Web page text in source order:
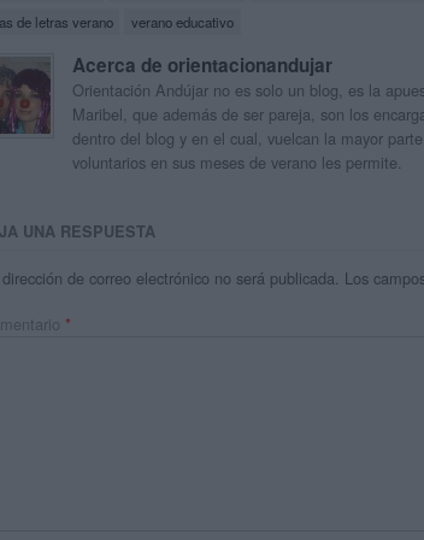
de letras verano
verano educativo
Acerca de orientacionandujar
Orientación Andújar no es solo un blog, es la
Maribel, que además de ser pareja, son los
dentro del blog y en el cual, vuelcan la mayor
voluntarios en sus meses de verano les permite.
UNA RESPUESTA
de correo electrónico no será publicada. Los
*